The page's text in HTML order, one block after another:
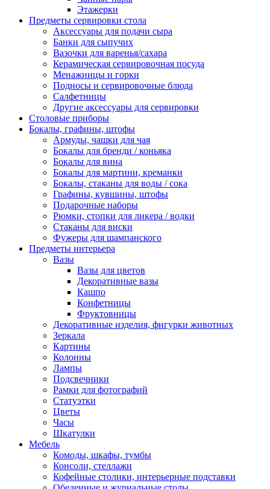
Этажерки
Предметы сервировки стола
Аксессуары для подачи сыра
Банки для сыпучих
Вазочки для варенья/сахара
Керамическая сервировочная посуда
Менажницы и горки
Подносы и сервировочные блюда
Салфетницы
Другие аксессуары для сервировки
Столовые приборы
Бокалы, графины, штофы
Армуды, чашки для чая
Бокалы для бренди / коньяка
Бокалы для вина
Бокалы для мартини, креманки
Бокалы, стаканы для воды / сока
Графины, кувшины, штофы
Подарочные наборы
Рюмки, стопки для ликера / водки
Стаканы для виски
Фужеры для шампанского
Предметы интерьера
Вазы
Вазы для цветов
Декоративные вазы
Кашпо
Конфетницы
Фруктовницы
Декоративные изделия, фигурки животных
Зеркала
Картины
Колонны
Лампы
Подсвечники
Рамки для фотографий
Статуэтки
Цветы
Часы
Шкатулки
Мебель
Комоды, шкафы, тумбы
Консоли, стеллажи
Кофейные столики, интерьерные подставки